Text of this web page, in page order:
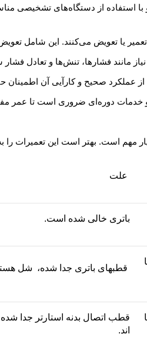
و با استفاده از دستگاه‌های
یا تعویض می‌کنند. این شامل
مانند فشارها، تنش‌ها و تعادل
از عملکرد صحیح و کارآیی آن
دوره‌ای ضروری است تا عمر
مهم است. بهتر است این تعمیرات را
علت
باتری خالی شده است.
قطبهای باتری جدا شده، شل
قطب اتصال بدنه استارتر جدا
اند.